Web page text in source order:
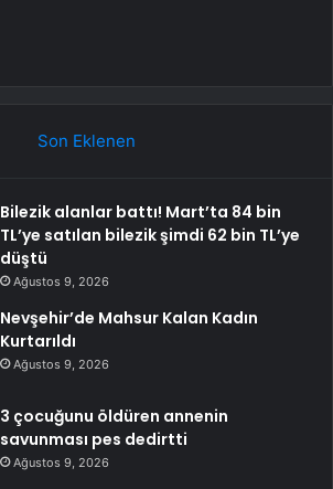
Son Eklenen
Bilezik alanlar battı! Mart’ta 84 bin
TL’ye satılan bilezik şimdi 62 bin TL’ye
düştü
Ağustos 9, 2026
Nevşehir’de Mahsur Kalan Kadın
Kurtarıldı
Ağustos 9, 2026
3 çocuğunu öldüren annenin
savunması pes dedirtti
Ağustos 9, 2026